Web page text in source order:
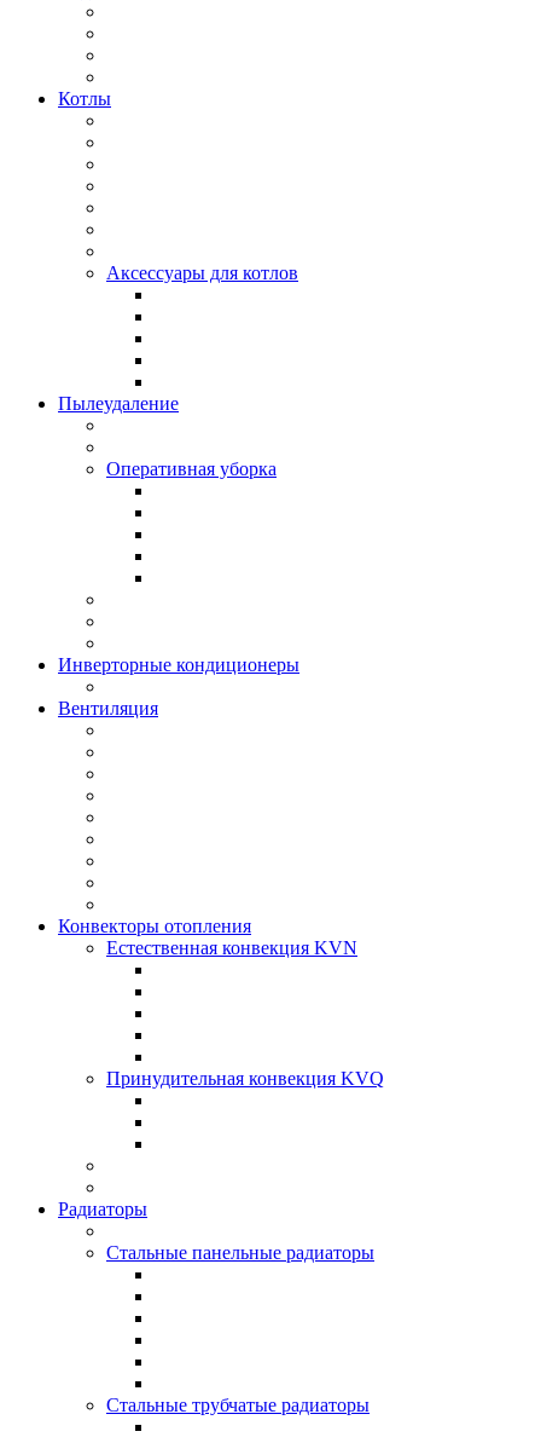
Котлы
Аксессуары для котлов
Пылеудаление
Оперативная уборка
Инверторные кондиционеры
Вентиляция
Конвекторы отопления
Естественная конвекция KVN
Принудительная конвекция KVQ
Радиаторы
Стальные панельные радиаторы
Стальные трубчатые радиаторы